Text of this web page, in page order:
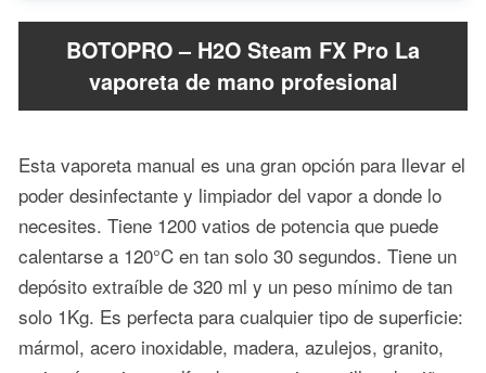
BOTOPRO – H2O Steam FX Pro La
vaporeta de mano profesional
Esta vaporeta manual es una gran opción para llevar el
poder desinfectante y limpiador del vapor a donde lo
necesites. Tiene 1200 vatios de potencia que puede
calentarse a 120°C en tan solo 30 segundos. Tiene un
depósito extraíble de 320 ml y un peso mínimo de tan
solo 1Kg. Es perfecta para cualquier tipo de superficie:
mármol, acero inoxidable, madera, azulejos, granito,